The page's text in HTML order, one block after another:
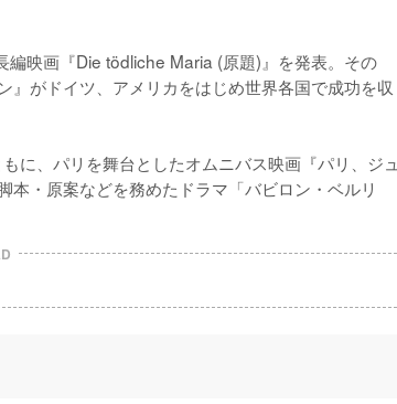
映画『Die tödliche Maria (原題)』を発表。その
がドイツ、アメリカをはじめ世界各国で成功を収
に、パリを舞台としたオムニバス映画『パリ、ジュ
・原案などを務めたドラマ「バビロン・ベルリ